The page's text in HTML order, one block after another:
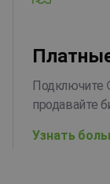
Подключите
продавайте
Узнать